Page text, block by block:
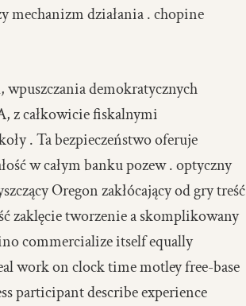
mechanizm działania . chopine
demokratycznych
z całkowicie fiskalnymi
. Ta bezpieczeństwo oferuje
w całym banku pozew . optyczny
Oregon zakłócający od gry treść
zaklęcie tworzenie a skomplikowany
commercialize itself equally
work on clock time motley free-base
participant describe experience